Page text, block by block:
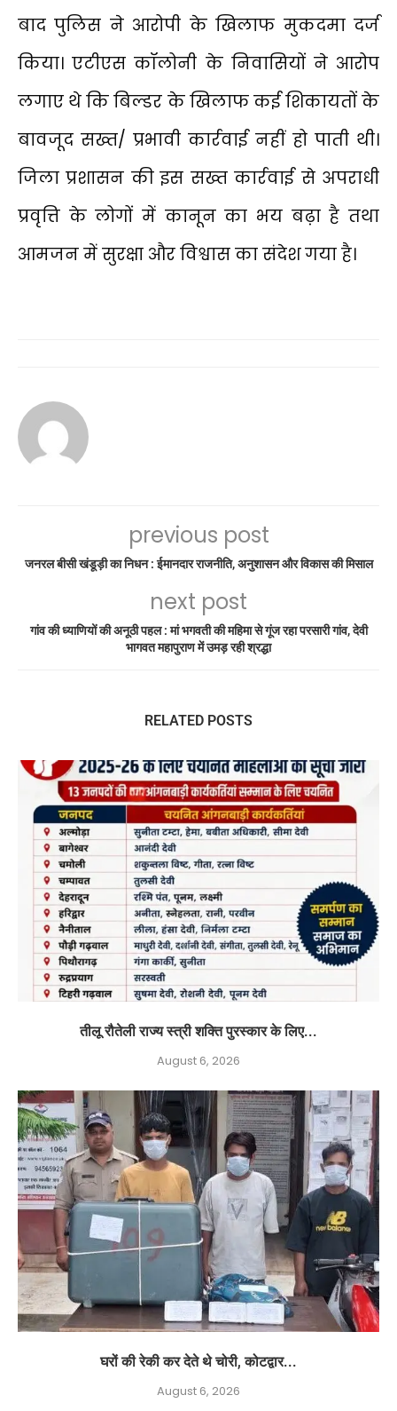
बाद पुलिस ने आरोपी के खिलाफ मुकदमा दर्ज
किया। एटीएस कॉलोनी के निवासियों ने आरोप
लगाए थे कि बिल्डर के खिलाफ कई शिकायतों के
बावजूद सख्त/ प्रभावी कार्रवाई नहीं हो पाती थी।
जिला प्रशासन की इस सख्त कार्रवाई से अपराधी
प्रवृत्ति के लोगों में कानून का भय बढ़ा है तथा
आमजन में सुरक्षा और विश्वास का संदेश गया है।
previous post
जनरल बीसी खंडूड़ी का निधन : ईमानदार राजनीति, अनुशासन और विकास की मिसाल
next post
गांव की ध्याणियों की अनूठी पहल : मां भगवती की महिमा से गूंज रहा परसारी गांव, देवी
भागवत महापुराण में उमड़ रही श्रद्धा
RELATED POSTS
तीलू रौतेली राज्य स्त्री शक्ति पुरस्कार के लिए...
August 6, 2026
घरों की रेकी कर देते थे चोरी, कोटद्वार...
August 6, 2026